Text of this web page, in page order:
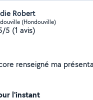
Robert
(Hondouville)
5 (1 avis)
Je n'ai pas encore
l'instant